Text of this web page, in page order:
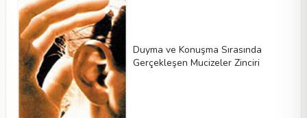
Duyma ve Konuşma Sırasında
Gerçekleşen Mucizeler Zinciri